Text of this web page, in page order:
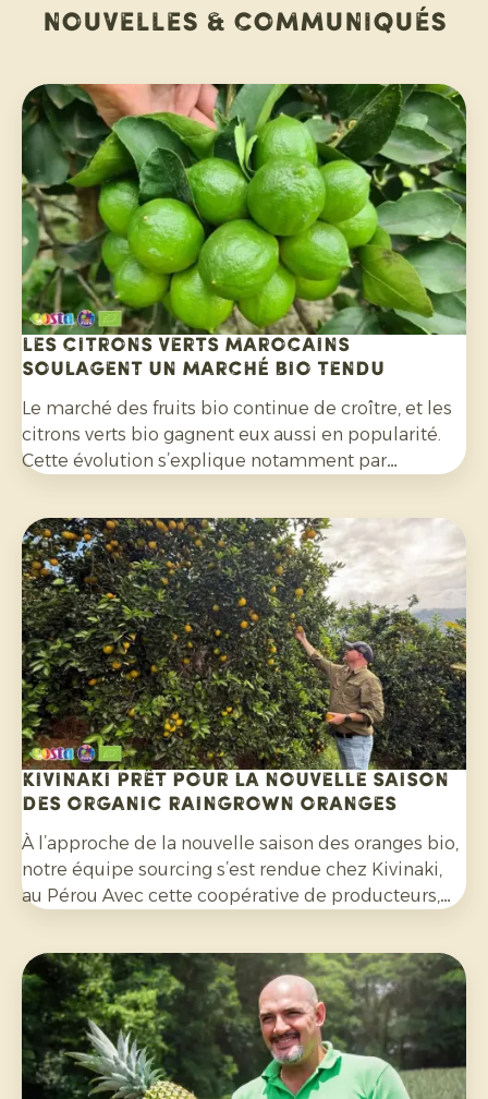
Nouvelles & communiqués
Les citrons verts marocains
soulagent un marché bio tendu
Le marché des fruits bio continue de croître, et les
citrons verts bio gagnent eux aussi en popularité.
Cette évolution s’explique notamment par
les limonades maison, mais aussi à leur utilisation
de plus en plus répandue dans les salades, les
currys et de nombreux autres plats. Par ailleurs, les
consommateurs sont de plus en plus attentifs aux
agrumes cultivés sans pesticides de synthèse et
non traités avec des fongicides après récolte.
Kivinaki prêt pour la nouvelle saison
des Organic Raingrown Oranges
À l’approche de la nouvelle saison des oranges bio,
notre équipe sourcing s’est rendue chez Kivinaki,
au Pérou Avec cette coopérative de producteurs,
dernières années. Lors de cette visite, nous avons
préparé ensemble les mois à venir.